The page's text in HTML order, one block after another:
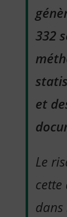
332
et
Le
cette
dans